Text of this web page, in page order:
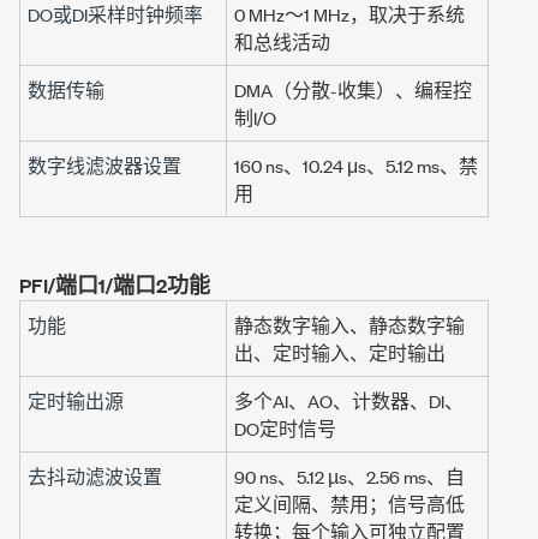
DO或DI采样时钟频率
0 MHz～1 MHz，取决于系统
和总线活动
数据传输
DMA（分散-收集）、编程控
制I/O
数字线滤波器设置
160 ns、 10.24 μs、 5.12 ms、禁
用
PFI/端口1/端口2功能
功能
静态数字输入、静态数字输
出、定时输入、定时输出
定时输出源
多个AI、AO、计数器、DI、
DO定时信号
去抖动滤波设置
90 ns、 5.12 µs、 2.56 ms、自
定义间隔、禁用；信号高低
转换；每个输入可独立配置